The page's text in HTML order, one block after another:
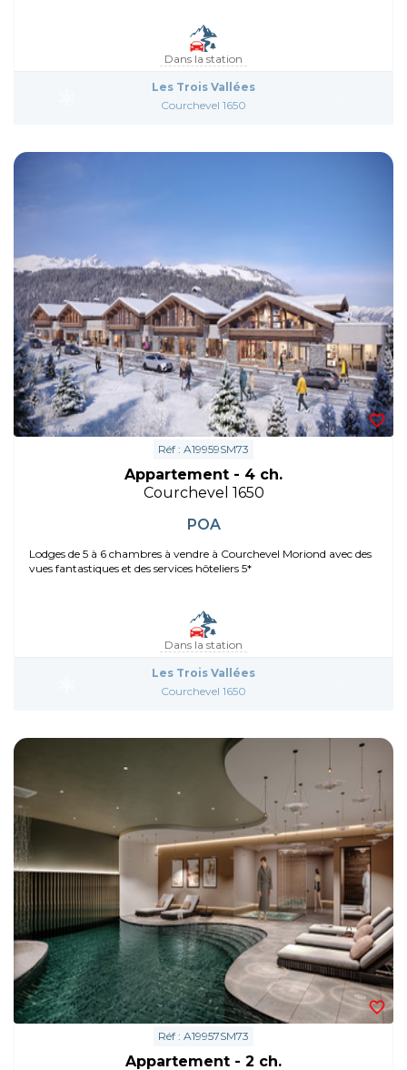
Dans la station
Les Trois Vallées
Courchevel 1650
Réf : A19959SM73
Appartement - 4 ch.
Courchevel 1650
POA
Lodges de 5 à 6 chambres à vendre à Courchevel Moriond avec des
vues fantastiques et des services hôteliers 5*
Dans la station
Les Trois Vallées
Courchevel 1650
Réf : A19957SM73
Appartement - 2 ch.